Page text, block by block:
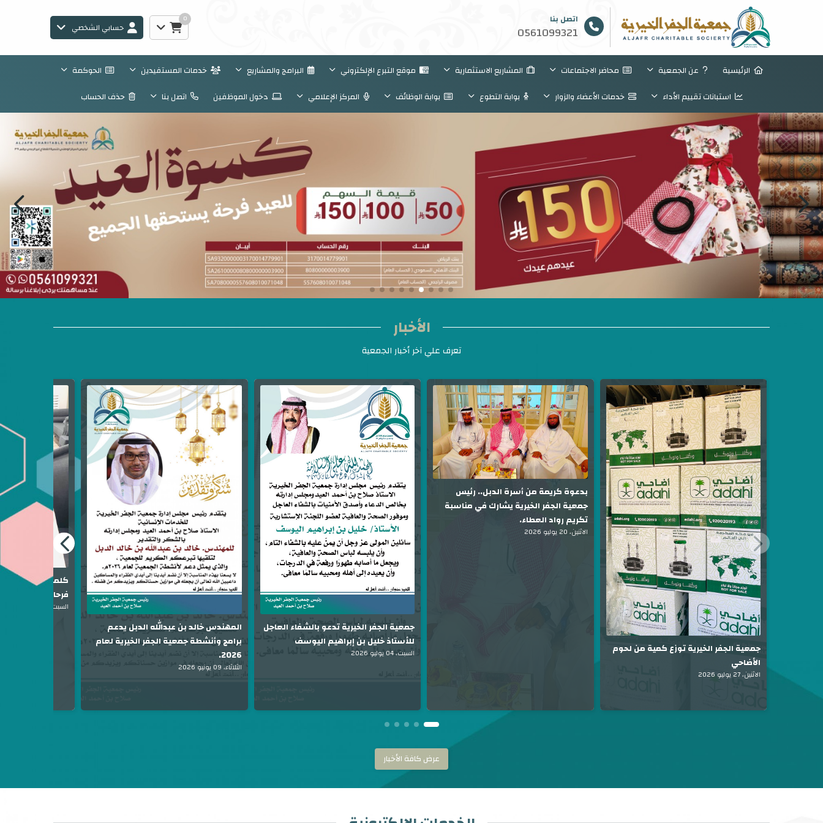
اتصل بنا
0561099321
0
حسابي الشخصي
الرئيسية عن الجمعية محاضر الاجتماعات المشاريع الاستثمارية موقع التبرع الإلكتروني البرامج والمشاريع خدمات المستفيدين
الحوكمة
استبانات تقييم الأداء
خدمات الأعضاء والزوار بوابة التطوع بوابة الوظائف المركز الإعلامي دخول الموظفين اتصل بنا حذف الحساب
الأخبار
تعرف علي آخر أخبار الجمعية
جمعية الجفر الخيرية توزع كمية من لحوم
الأضاحي
الاثنين، 27 يوليو 2026
بدعوة كريمة من أسرة الدبل.. رئيس
جمعية الجفر الخيرية يشارك في مناسبة
تكريم رواد العطاء.
الاثنين، 20 يوليو 2026
جمعية الجفر الخيرية تدعو بالشفاء العاجل
للأستاذ خليل بن إبراهيم اليوسف
السبت، 04 يوليو 2026
المهندس خالد بن عبدالله الدبل يدعم
برامج وأنشطة جمعية الجفر الخيرية لعام
2026.
الثلاثاء، 09 يونيو 2026
كلمات في الراحل
فرحان العقيل.
السبت، 06 يونيو 2026
عرض كافة الأخبار